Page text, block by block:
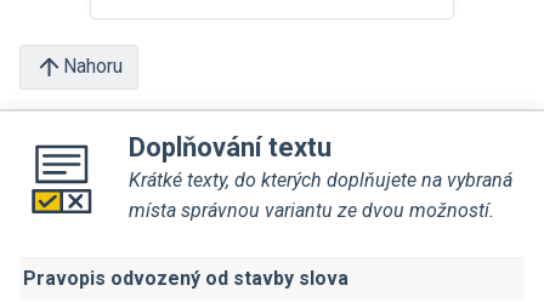
Nahoru
Doplňování textu
Krátké texty, do kterých doplňujete na vybraná
místa správnou variantu ze dvou možností.
Pravopis odvozený od stavby slova